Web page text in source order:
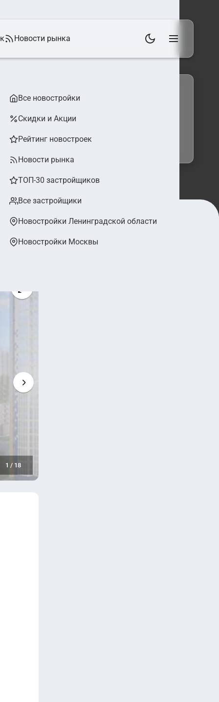
Новости рынка
Все новостройки
Скидки и Акции
Рейтинг новостроек
Новости рынка
ТОП-30 застройщиков
Все застройщики
Новостройки Ленинградской области
Новостройки Москвы
1 / 18